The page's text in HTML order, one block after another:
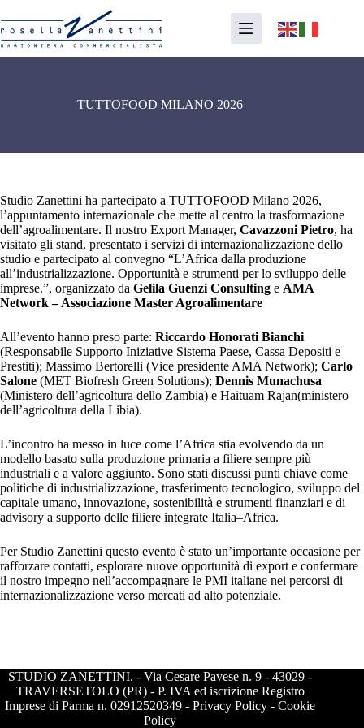
al
contenuto
TUTTOFOOD MILANO 2026
Studio Zanettini ha partecipato a TUTTOFOOD Milano 2026,
l’appuntamento internazionale che mette al centro la trasformazione
dell’agroalimentare. Il nostro Export Manager, Cavazzoni Pietro, ha
visitato gli stand, presentato i servizi di internazionalizzazione dello
studio e partecipato al convegno “L’Africa dalla produzione
all’industrializzazione. Opportunità e strumenti per lo sviluppo delle
imprese.”, organizzato da Gelila Guenzi Consulting e AMA
Network – Associazione Master Agroalimentare
All’evento hanno preso parte: Riccardo Honorati Bianchi
(Responsabile Supporto Iniziative Sistema Paese, Cassa Depositi e
Prestiti); Massimo Bertorelli (Vice presidente AMA Network); Carlo
Salone (MET Biofresh Green Solutions); Dennis Munachusa
(Ministero dell’agricoltura dello Zambia) e Haituam Rajan(ministero
dell’agricoltura della Libia).
L’incontro ha messo in luce come l’Africa stia evolvendo da un
modello basato sulla produzione primaria a filiere sempre più
industriali e a valore aggiunto. Sono stati discussi punti chiave come
politiche di industrializzazione, trasferimento tecnologico, sviluppo del
capitale umano, innovazione, sostenibilità e strumenti finanziari e di
advisory a supporto delle filiere integrate Italia–Africa.
Per Studio Zanettini questo evento è stato un’importante occasione per
rafforzare contatti, esplorare nuove opportunità di export e confermare
il nostro impegno nell’accompagnare le PMI italiane nei percorsi di
internazionalizzazione verso mercati ad alto potenziale.
STUDIO ZANETTINI. - Via Cesare Pavese n. 9 - 43029 -
TRAVERSETOLO (PR) - P. IVA ed iscrizione Registro
Imprese di Parma n. 02912520349 - Privacy Policy - Cookie
Policy